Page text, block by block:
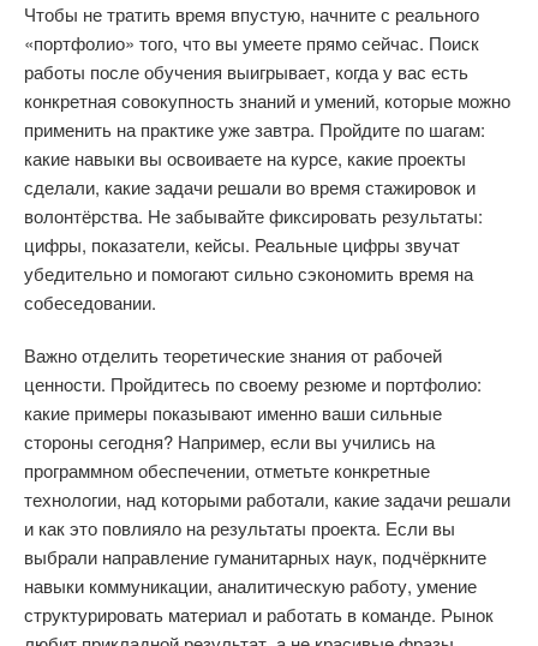
Чтобы не тратить время впустую, начните с реального
«портфолио» того, что вы умеете прямо сейчас. Поиск
работы после обучения выигрывает, когда у вас есть
конкретная совокупность знаний и умений, которые можно
применить на практике уже завтра. Пройдите по шагам:
какие навыки вы освоиваете на курсе, какие проекты
сделали, какие задачи решали во время стажировок и
волонтёрства. Не забывайте фиксировать результаты:
цифры, показатели, кейсы. Реальные цифры звучат
убедительно и помогают сильно сэкономить время на
собеседовании.
Важно отделить теоретические знания от рабочей
ценности. Пройдитесь по своему резюме и портфолио:
какие примеры показывают именно ваши сильные
стороны сегодня? Например, если вы учились на
программном обеспечении, отметьте конкретные
технологии, над которыми работали, какие задачи решали
и как это повлияло на результаты проекта. Если вы
выбрали направление гуманитарных наук, подчёркните
навыки коммуникации, аналитическую работу, умение
структурировать материал и работать в команде. Рынок